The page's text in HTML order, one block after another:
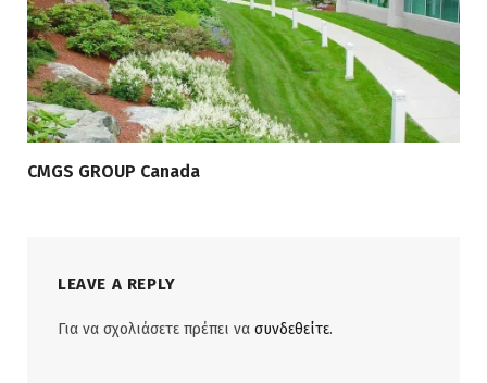
CMGS GROUP Canada
LEAVE A REPLY
Για να σχολιάσετε πρέπει να συνδεθείτε.